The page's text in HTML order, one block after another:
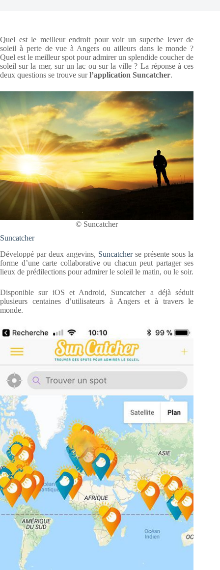
Quel est le meilleur endroit pour voir un superbe lever de
soleil à perte de vue à Angers ou ailleurs dans le monde ?
Quel est le meilleur spot pour admirer un splendide coucher de
soleil sur la mer, sur un lac ou sur la ville ? La réponse à ces
deux questions se trouve surl’application Suncatcher.
© Suncatcher
Suncatcher
Développé par deux angevins, Suncatcherse présente sous la
forme d’une carte collaborative ou chacun peut partager ses
lieux de prédilections pour admirer le soleil le matin, ou le soir.
Disponible sur iOS et Android, Suncatcher a déjà séduit
plusieurs centaines d’utilisateurs à Angers et à travers le
monde.